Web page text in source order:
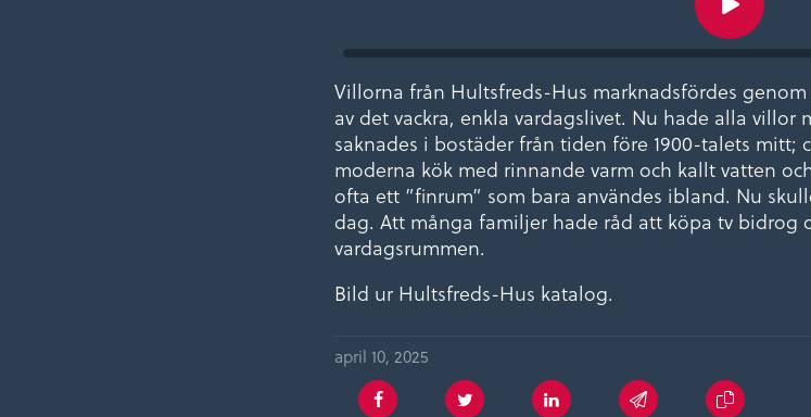
Villorna från Hultsfreds-Hus marknadsfördes
av det vackra, enkla vardagslivet. Nu hade alla
saknades i bostäder från tiden före 1900-talets mitt;
moderna kök med rinnande varm och kallt vatten
ofta ett ”finrum” som bara användes ibland. Nu
dag. Att många familjer hade råd att köpa tv bidrog
vardagsrummen.
Bild ur Hultsfreds-Hus katalog.
april 10, 2025